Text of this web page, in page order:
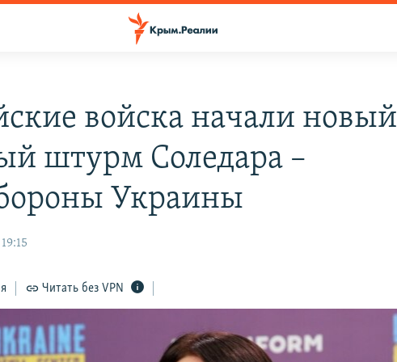
войска начали новый
штурм Соледара –
Украины
Читать без VPN